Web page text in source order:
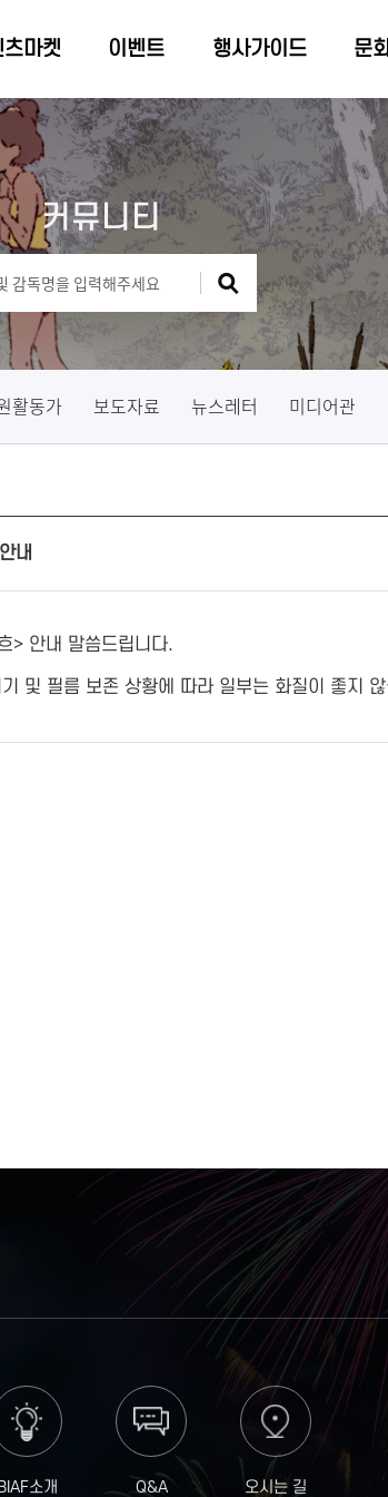
마켓 이벤트 행사가이드 문
커뮤니티
활동가 보도자료 뉴스레터 미디어관
내
> 안내 말씀드립니다.
및 필름 보존 상황에 따라 일부는 화질이 좋지
BIAF소개 Q&A 오시는 길